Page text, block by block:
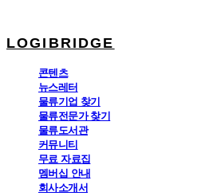
LOGIBRIDGE
콘텐츠
뉴스레터
물류기업 찾기
물류전문가 찾기
물류도서관
커뮤니티
무료 자료집
멤버십 안내
회사소개서